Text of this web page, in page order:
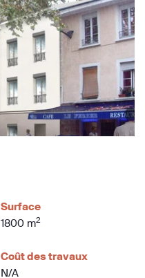
Surface
1800 m2
Coût des travaux
N/A